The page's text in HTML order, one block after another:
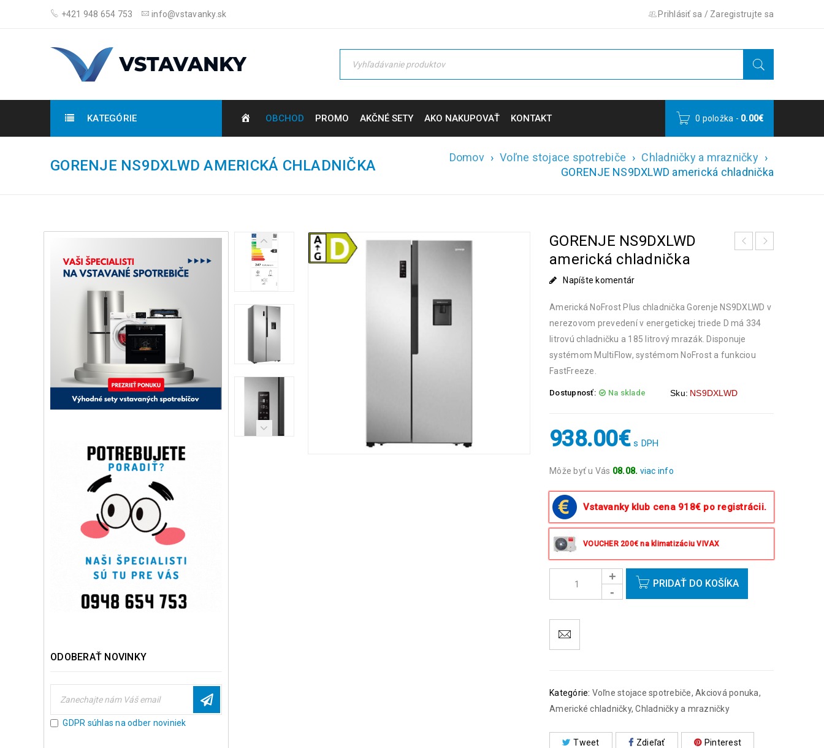
+421 948 654 753 info@vstavanky.sk Prihlásiť sa / Zaregistrujte sa
KATEGÓRIE OBCHOD PROMO AKČNÉ SETY AKO NAKUPOVAŤ KONTAKT 0 položka - 0.00€
GORENJE NS9DXLWD AMERICKÁ CHLADNIČKA Domov › Voľne stojace spotrebiče › Chladničky a mrazničky ›
GORENJE NS9DXLWD americká chladnička
ODOBERAŤ NOVINKY
GDPR súhlas na odber noviniek
GORENJE NS9DXLWD
americká chladnička
Napíšte komentár
Americká NoFrost Plus chladnička Gorenje NS9DXLWD v
nerezovom prevedení v energetickej triede D má 334
litrovú chladničku a 185 litrový mrazák. Disponuje
systémom MultiFlow, systémom NoFrost a funkciou
FastFreeze.
Dostupnosť: Na sklade Sku: NS9DXLWD
938.00€ s DPH
Môže byť u Vás 08.08. viac info
istý deň okrem víkendov a sviatkov.
Vstavanky klub cena 918€ po registrácii.
VOUCHER 200€ na klimatizáciu VIVAX
PRIDAŤ DO KOŠÍKA
Kategórie: Voľne stojace spotrebiče, Akciová ponuka,
Americké chladničky,Chladničky a mrazničky
Tweet Zdieľať Pinterest